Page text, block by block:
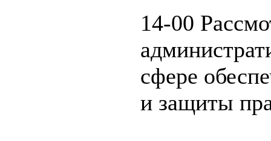
14-00
сфере
и защиты